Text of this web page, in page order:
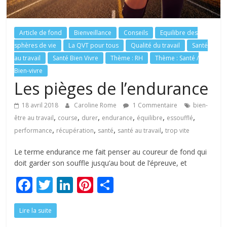
Article de fond Bienveillance Conseils
Equilibre des
sphères de vie
La QVT pour tous Qualité du travail
Santé
au travail
Santé Bien Vivre Thème : RH
Thème : Santé /
Bien-vivre
Les pièges de l’endurance
18 avril 2018 Caroline Rome 1 Commentaire
bien-
être au travail, course, durer, endurance, équilibre, essoufflé,
performance, récupération, santé, santé au travail,trop vite
Le terme endurance me fait penser au coureur de fond qui
doit garder son souffle jusqu’au bout de l’épreuve, et
F
ac
e
T
w
itt
Li Pi
Lire la suite